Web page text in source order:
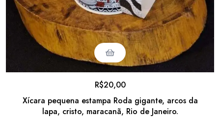
Xícara pequena estampa Roda gigante, arcos da
lapa, cristo, maracanã, Rio de Janeiro.
R$20,00